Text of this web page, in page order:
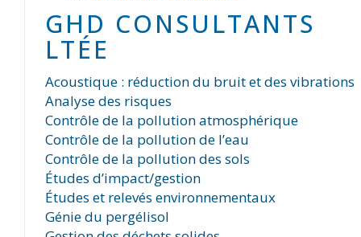
GHD CONSULTANTS
LTÉE
Acoustique : réduction du bruit et des vibrations
Analyse des risques
Contrôle de la pollution atmosphérique
Contrôle de la pollution de l’eau
Contrôle de la pollution des sols
Études d’impact/gestion
Études et relevés environnementaux
Génie du pergélisol